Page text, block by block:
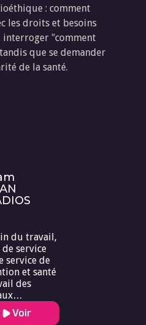
: comment
les droits et besoins
interroger "comment
que se demander
de la santé.
du travail,
de service
service de
et santé
des
de
Voir